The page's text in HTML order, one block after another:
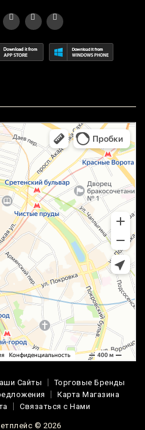
Сайты
Торговые Бренды
Карта Магазина
Связаться с Нами
© 2026